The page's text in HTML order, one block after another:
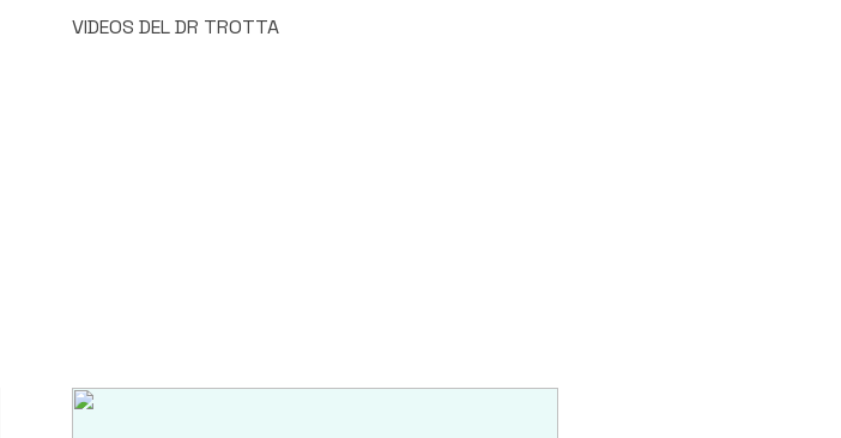
VIDEOS DEL DR TROTTA